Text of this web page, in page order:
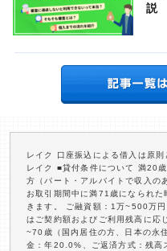
説
レイク 口座振込による借入は原則
レイク ■貸付条件について 満20
方（パート・アルバイトで収入の
お取引期間中に満71歳になられ
きます。 ご融資額：1万~500万
はご契約額およびご利用残高に応
~70歳（国内居住の方、日本の永
金：年20.0%、ご返済方式：残高